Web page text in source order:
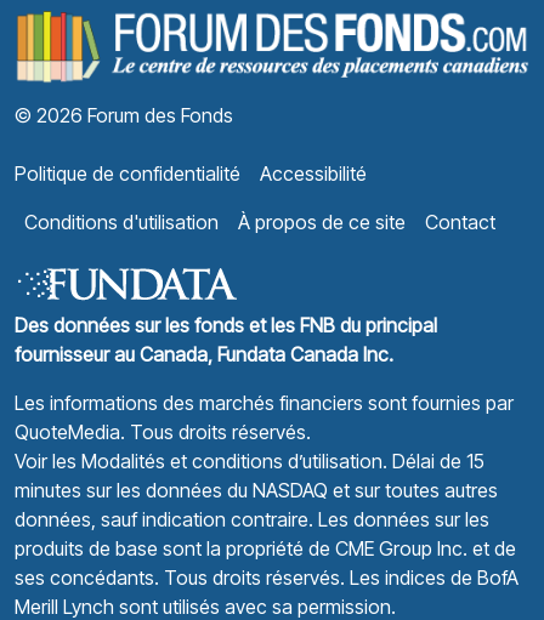
© 2026 Forum des Fonds
Politique de confidentialité
Accessibilité
Conditions d'utilisation
À propos de ce site Contact
Des données sur les fonds et les FNB du principal
fournisseur au Canada, Fundata Canada Inc.
Les informations des marchés financiers sont fournies par
QuoteMedia. Tous droits réservés.
Voir les Modalités et conditions d’utilisation. Délai de 15
minutes sur les données du NASDAQ et sur toutes autres
données, sauf indication contraire. Les données sur les
produits de base sont la propriété de CME Group Inc. et de
ses concédants. Tous droits réservés. Les indices de BofA
Merill Lynch sont utilisés avec sa permission.